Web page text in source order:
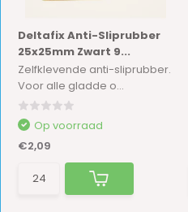
Deltafix Anti-Sliprubber
25x25mm Zwart 9...
Zelfklevende anti-sliprubber.
Voor alle gladde o...
Op voorraad
€2,09